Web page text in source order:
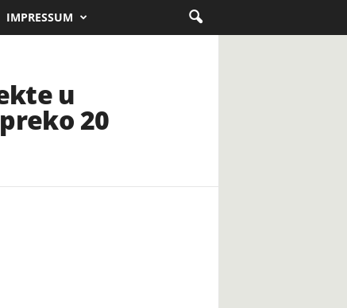
IMPRESSUM
u
20